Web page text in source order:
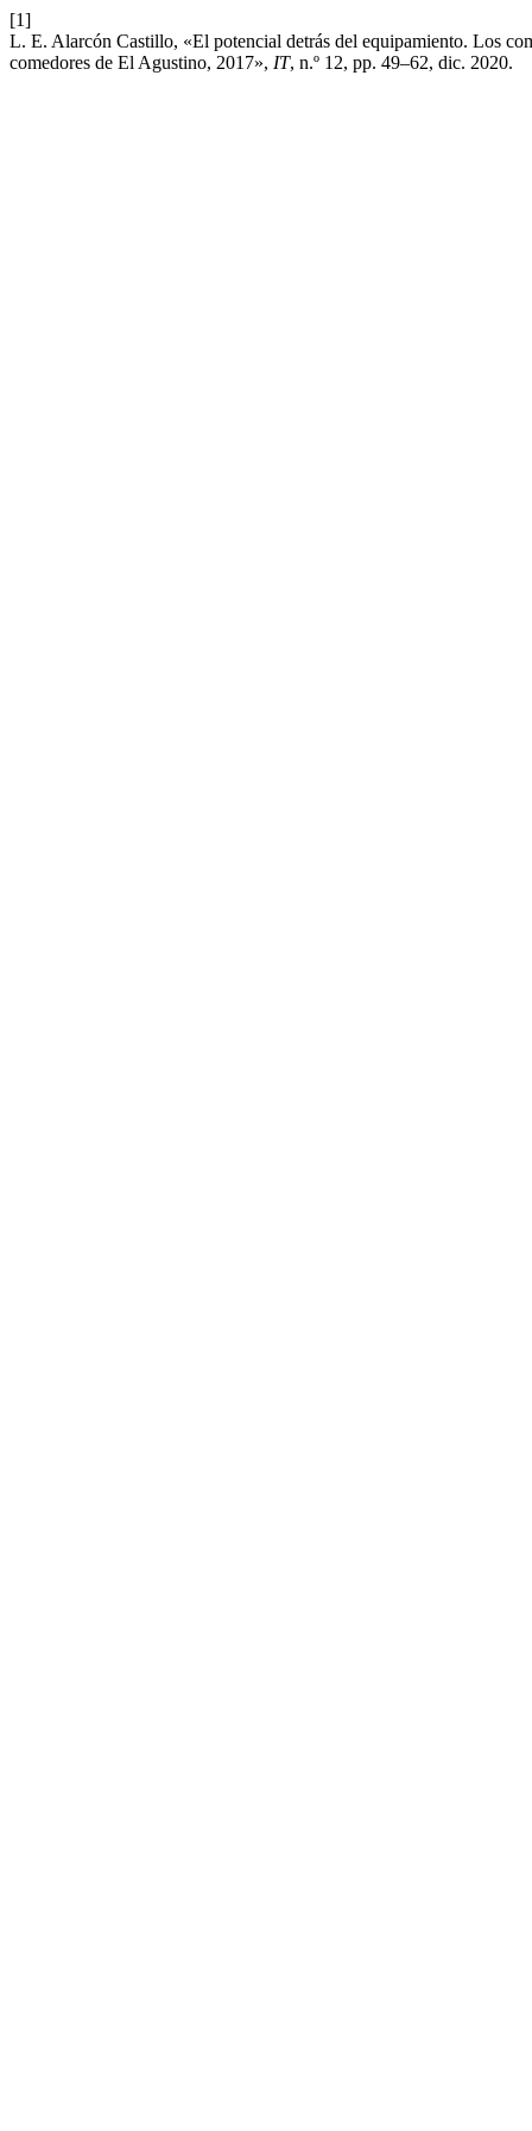
[1]
L. E. Alarcón Castillo, «El potencial detrás del equipamiento. Los
comedores de El Agustino, 2017», IT, n.º 12, pp. 49–62, dic. 2020.